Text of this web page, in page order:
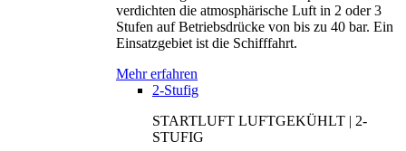
verdichten die atmosphärische Luft in 2 oder 3
Stufen auf Betriebsdrücke von bis zu 40 bar. Ein
Einsatzgebiet ist die Schifffahrt.
Mehr erfahren
2-Stufig
STARTLUFT LUFTGEKÜHLT | 2-
STUFIG